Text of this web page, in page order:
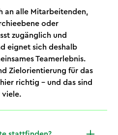
an alle Mitarbeitenden,
oder
zugänglich und
eignet sich deshalb
Teamerlebnis.
Zielorientierung für das
richtig – und das sind
viele.